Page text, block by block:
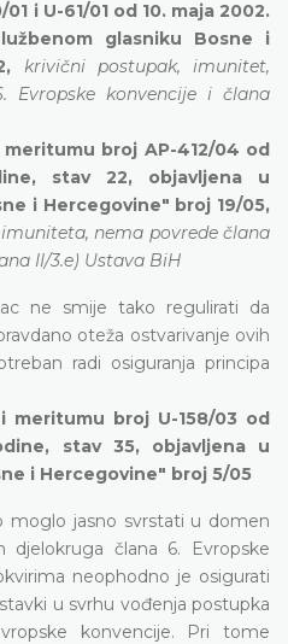
i U-61/01 od 10. maja 2002.
glasniku Bosne i
krivični postupak, imunitet,
Evropske konvencije i člana
broj AP-412/04 od
stav 22, objavljena u
i Hercegovine" broj 19/05,
nema povrede člana
II/3.e) Ustava BiH
ne smije tako regulirati da
oteža ostvarivanje ovih
radi osiguranja principa
meritumu broj U-158/03 od
stav 35, objavljena u
i Hercegovine" broj 5/05
moglo jasno svrstati u domen
djelokruga člana 6. Evropske
neophodno je osigurati
u svrhu vođenja postupka
konvencije. Pri tome